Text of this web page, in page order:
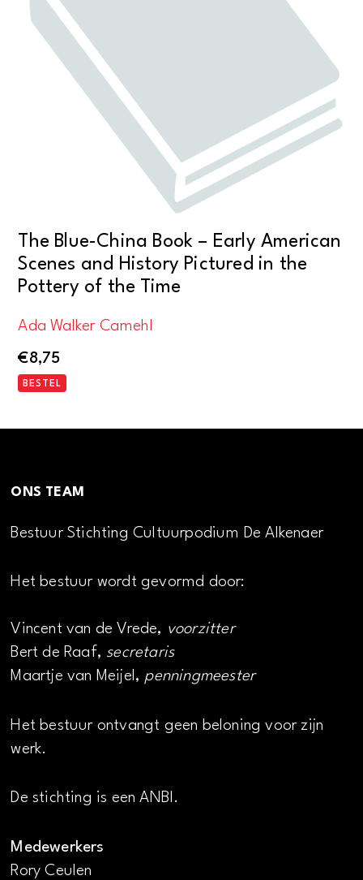
The Blue-China Book – Early American
Scenes and History Pictured in the
Pottery of the Time
Ada Walker Camehl
€8,75
BESTEL
ONS TEAM
Bestuur Stichting Cultuurpodium De Alkenaer
Het bestuur wordt gevormd door:
Vincent van de Vrede, voorzitter
Bert de Raaf, secretaris
Maartje van Meijel, penningmeester
Het bestuur ontvangt geen beloning voor zijn
werk.
De stichting is een ANBI.
Medewerkers
Rory Ceulen